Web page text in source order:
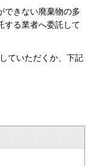
できない廃棄物の多
する業者へ委託して
ていただくか、下記